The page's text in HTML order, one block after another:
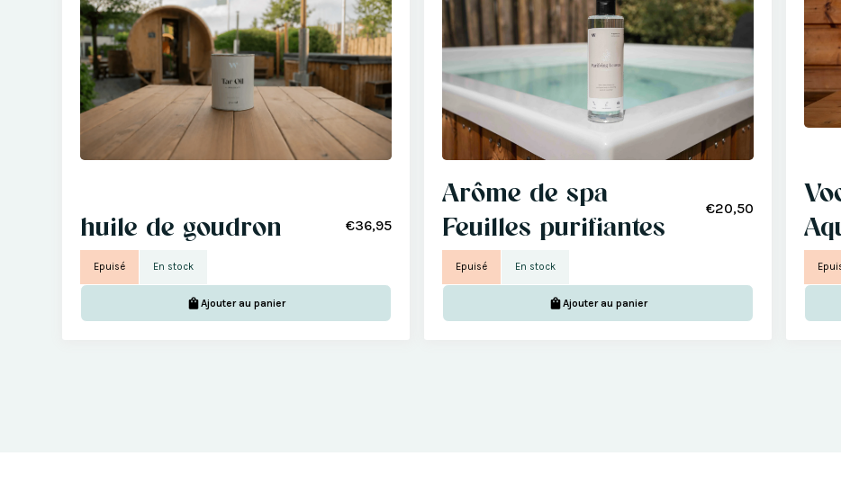
huile de goudron €36,95
Epuisé En stock
Ajouter au panier
Arôme de spa
Feuilles purifiantes
€20,50
Epuisé En stock
Ajouter au panier